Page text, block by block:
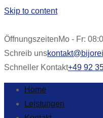
Skip to content
ÖffnungszeitenMo - Fr:
Schreib uns
Schneller Kontakt+49 92
Home
Leistungen